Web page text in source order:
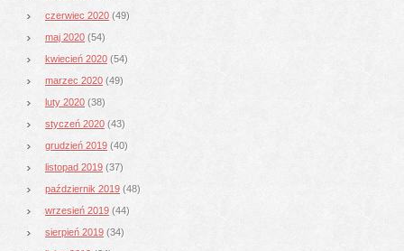
czerwiec 2020 (49)
maj 2020 (54)
kwiecień 2020 (54)
marzec 2020 (49)
luty 2020 (38)
styczeń 2020 (43)
grudzień 2019 (40)
listopad 2019 (37)
październik 2019 (48)
wrzesień 2019 (44)
sierpień 2019 (34)